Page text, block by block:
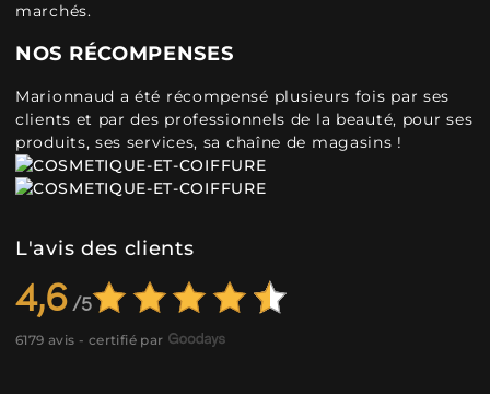
marchés.
NOS RÉCOMPENSES
Marionnaud a été récompensé plusieurs fois par ses
clients et par des professionnels de la beauté, pour ses
produits, ses services, sa chaîne de magasins !
L'avis des clients
4,6
6179 avis - certifié par